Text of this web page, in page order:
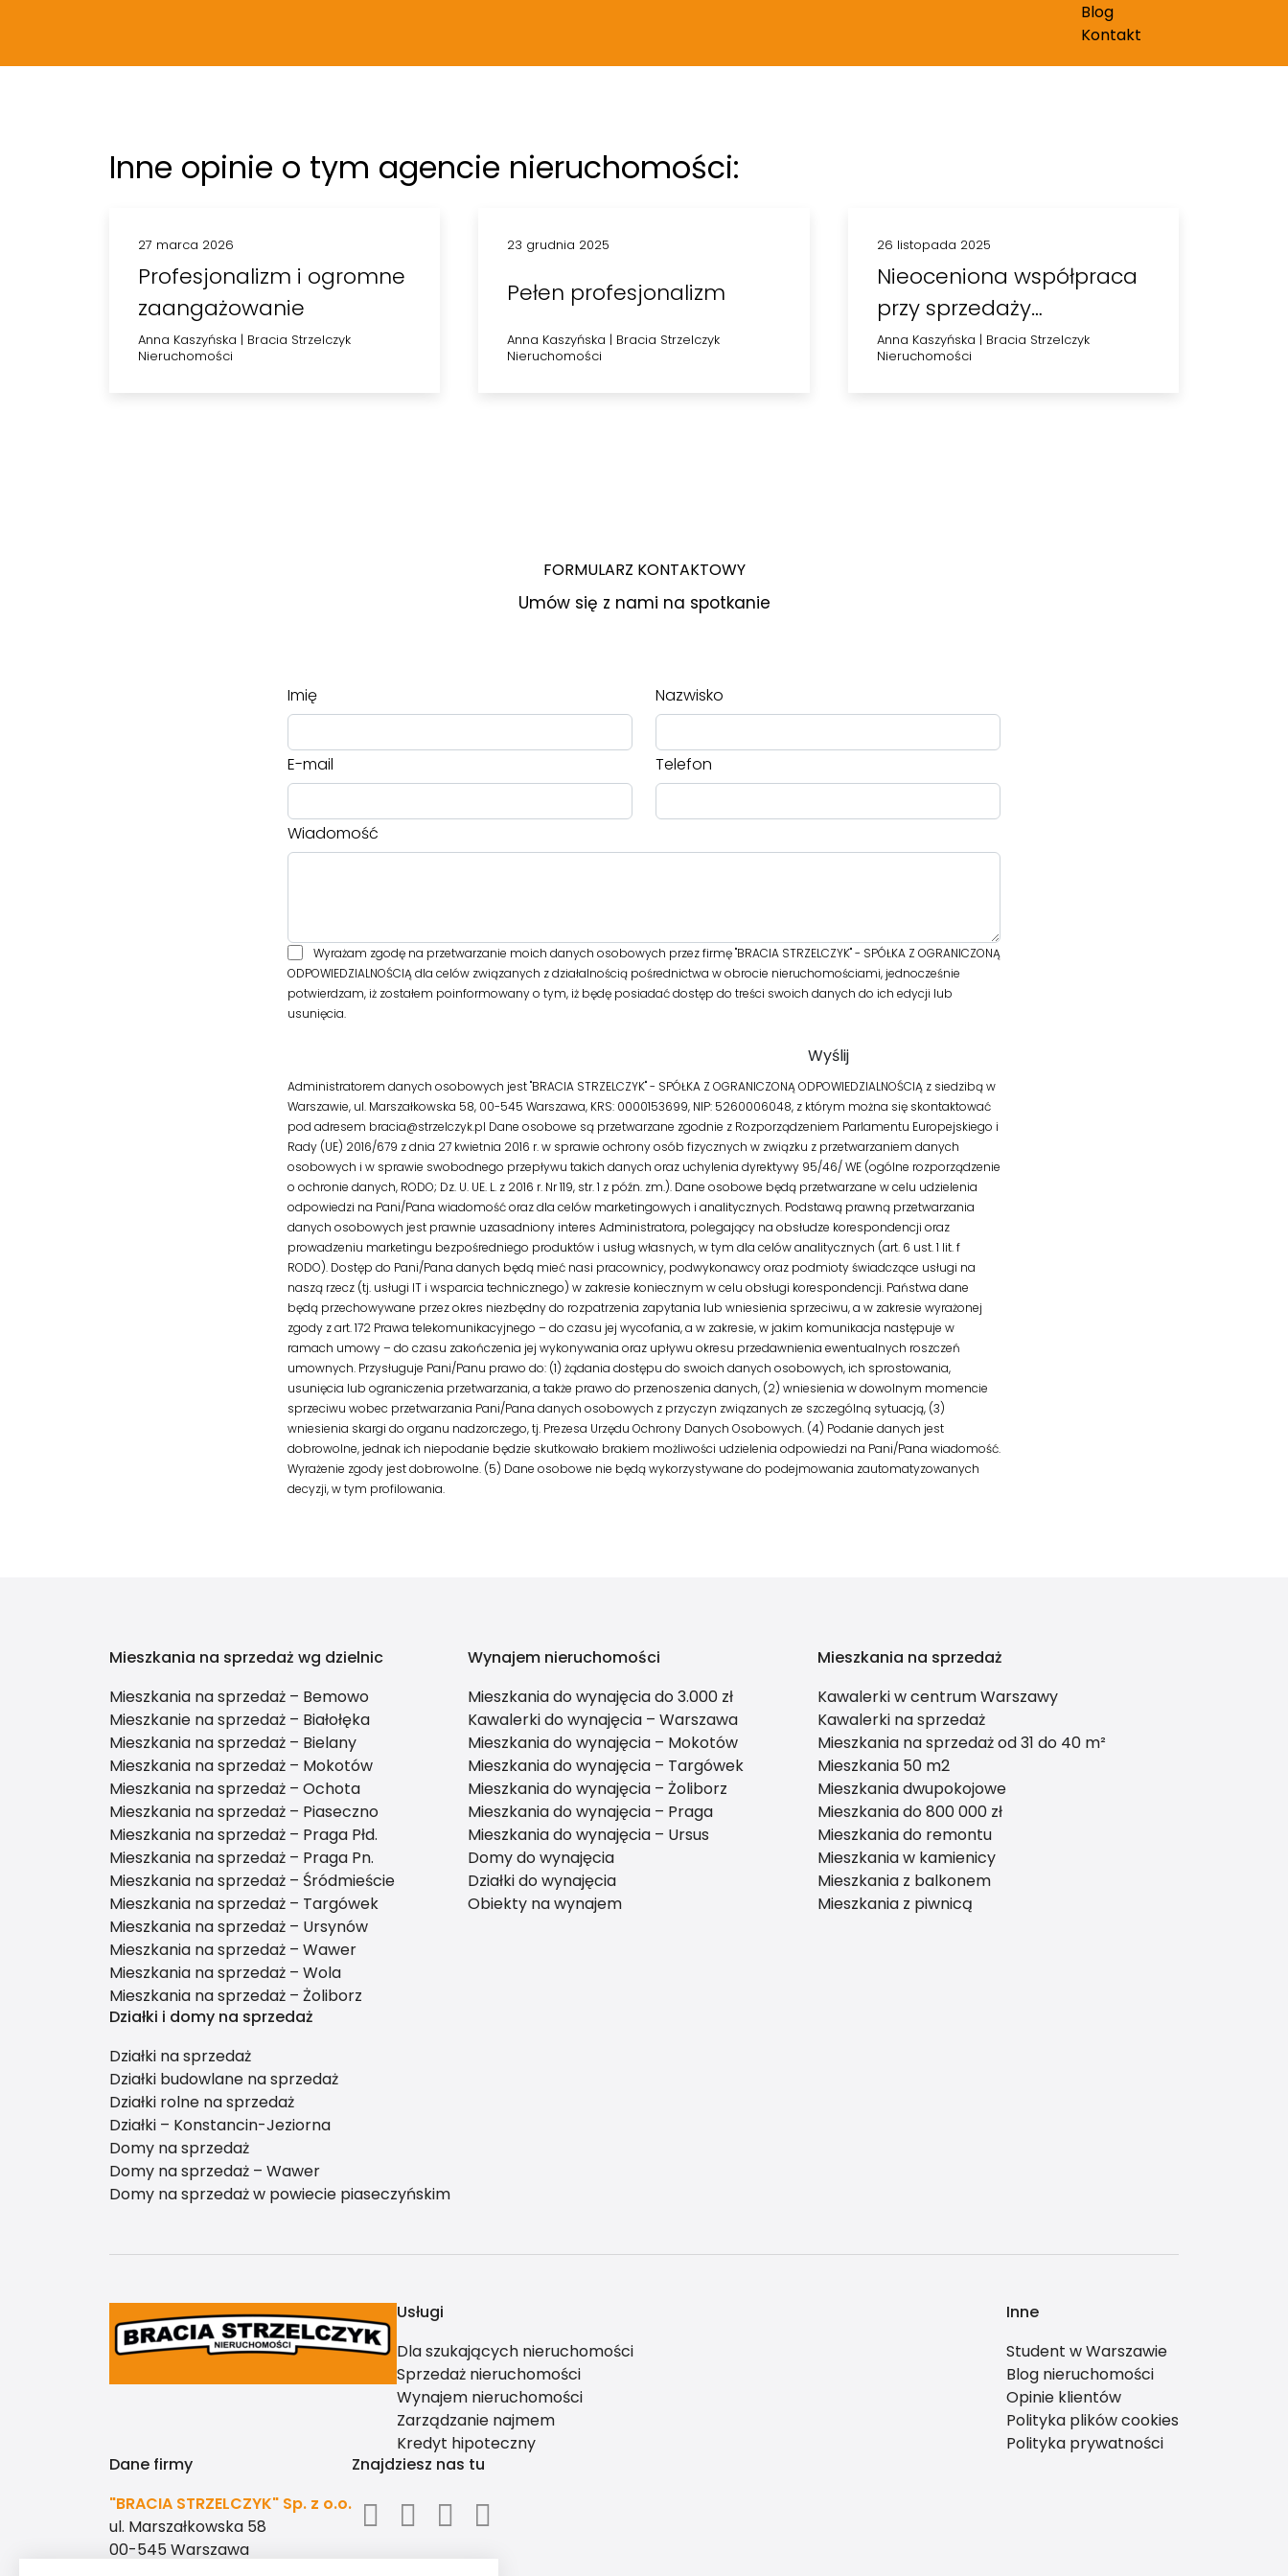
Blog
Kontakt
Inne opinie o tym agencie nieruchomości:
27 marca 2026
Profesjonalizm i ogromne
zaangażowanie
Anna Kaszyńska | Bracia Strzelczyk
Nieruchomości
23 grudnia 2025
Pełen profesjonalizm
Anna Kaszyńska | Bracia Strzelczyk
Nieruchomości
26 listopada 2025
Nieoceniona współpraca
przy sprzedaży
mieszkania
Anna Kaszyńska | Bracia Strzelczyk
Nieruchomości
FORMULARZ KONTAKTOWY
Umów się z nami na spotkanie
Imię Nazwisko
E-mail Telefon
Wiadomość
Wyrażam zgodę na przetwarzanie moich danych osobowych przez firmę "BRACIA STRZELCZYK" - SPÓŁKA Z OGRANICZONĄ
ODPOWIEDZIALNOŚCIĄ dla celów związanych z działalnością pośrednictwa w obrocie nieruchomościami, jednocześnie
potwierdzam, iż zostałem poinformowany o tym, iż będę posiadać dostęp do treści swoich danych do ich edycji lub
usunięcia.
Administratorem danych osobowych jest "BRACIA STRZELCZYK" - SPÓŁKA Z OGRANICZONĄ ODPOWIEDZIALNOŚCIĄ z siedzibą w
Warszawie, ul. Marszałkowska 58, 00-545 Warszawa, KRS: 0000153699, NIP: 5260006048, z którym można się skontaktować
pod adresem bracia@strzelczyk.pl Dane osobowe są przetwarzane zgodnie z Rozporządzeniem Parlamentu Europejskiego i
Rady (UE) 2016/679 z dnia 27 kwietnia 2016 r. w sprawie ochrony osób fizycznych w związku z przetwarzaniem danych
osobowych i w sprawie swobodnego przepływu takich danych oraz uchylenia dyrektywy 95/46/ WE (ogólne rozporządzenie
o ochronie danych, RODO; Dz. U. UE. L. z 2016 r. Nr 119, str. 1 z późn. zm.). Dane osobowe będą przetwarzane w celu udzielenia
odpowiedzi na Pani/Pana wiadomość oraz dla celów marketingowych i analitycznych. Podstawą prawną przetwarzania
danych osobowych jest prawnie uzasadniony interes Administratora, polegający na obsłudze korespondencji oraz
prowadzeniu marketingu bezpośredniego produktów i usług własnych, w tym dla celów analitycznych (art. 6 ust. 1 lit. f
RODO). Dostęp do Pani/Pana danych będą mieć nasi pracownicy, podwykonawcy oraz podmioty świadczące usługi na
naszą rzecz (tj. usługi IT i wsparcia technicznego) w zakresie koniecznym w celu obsługi korespondencji. Państwa dane
będą przechowywane przez okres niezbędny do rozpatrzenia zapytania lub wniesienia sprzeciwu, a w zakresie wyrażonej
zgody z art. 172 Prawa telekomunikacyjnego – do czasu jej wycofania, a w zakresie, w jakim komunikacja następuje w
ramach umowy – do czasu zakończenia jej wykonywania oraz upływu okresu przedawnienia ewentualnych roszczeń
umownych. Przysługuje Pani/Panu prawo do: (1) żądania dostępu do swoich danych osobowych, ich sprostowania,
usunięcia lub ograniczenia przetwarzania, a także prawo do przenoszenia danych, (2) wniesienia w dowolnym momencie
sprzeciwu wobec przetwarzania Pani/Pana danych osobowych z przyczyn związanych ze szczególną sytuacją, (3)
wniesienia skargi do organu nadzorczego, tj. Prezesa Urzędu Ochrony Danych Osobowych. (4) Podanie danych jest
dobrowolne, jednak ich niepodanie będzie skutkowało brakiem możliwości udzielenia odpowiedzi na Pani/Pana wiadomość.
Wyrażenie zgody jest dobrowolne. (5) Dane osobowe nie będą wykorzystywane do podejmowania zautomatyzowanych
decyzji, w tym profilowania.
Mieszkania na sprzedaż wg dzielnic
Mieszkania na sprzedaż – Bemowo
Mieszkanie na sprzedaż – Białołęka
Mieszkania na sprzedaż – Bielany
Mieszkania na sprzedaż – Mokotów
Mieszkania na sprzedaż – Ochota
Mieszkania na sprzedaż – Piaseczno
Mieszkania na sprzedaż – Praga Płd.
Mieszkania na sprzedaż – Praga Pn.
Mieszkania na sprzedaż – Śródmieście
Mieszkania na sprzedaż – Targówek
Mieszkania na sprzedaż – Ursynów
Mieszkania na sprzedaż – Wawer
Mieszkania na sprzedaż – Wola
Mieszkania na sprzedaż – Żoliborz
Wynajem nieruchomości
Mieszkania do wynajęcia do 3.000 zł
Kawalerki do wynajęcia – Warszawa
Mieszkania do wynajęcia – Mokotów
Mieszkania do wynajęcia – Targówek
Mieszkania do wynajęcia – Żoliborz
Mieszkania do wynajęcia – Praga
Mieszkania do wynajęcia – Ursus
Domy do wynajęcia
Działki do wynajęcia
Obiekty na wynajem
Mieszkania na sprzedaż
Kawalerki w centrum Warszawy
Kawalerki na sprzedaż
Mieszkania na sprzedaż od 31 do 40 m²
Mieszkania 50 m2
Mieszkania dwupokojowe
Mieszkania do 800 000 zł
Mieszkania do remontu
Mieszkania w kamienicy
Mieszkania z balkonem
Mieszkania z piwnicą
Działki i domy na sprzedaż
Działki na sprzedaż
Działki budowlane na sprzedaż
Działki rolne na sprzedaż
Działki – Konstancin-Jeziorna
Domy na sprzedaż
Domy na sprzedaż – Wawer
Domy na sprzedaż w powiecie piaseczyńskim
Usługi
Dla szukających nieruchomości
Sprzedaż nieruchomości
Wynajem nieruchomości
Zarządzanie najmem
Kredyt hipoteczny
Inne
Student w Warszawie
Blog nieruchomości
Opinie klientów
Polityka plików cookies
Polityka prywatności
Dane firmy
"BRACIA STRZELCZYK" Sp. z o.o.
ul. Marszałkowska 58
00-545 Warszawa
Znajdziesz nas tu